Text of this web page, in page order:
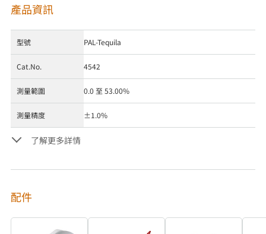
產品資訊
型號 PAL-Tequila
Cat.No. 4542
測量範圍 0.0 至 53.00%
測量精度 ±1.0%
了解更多詳情
配件